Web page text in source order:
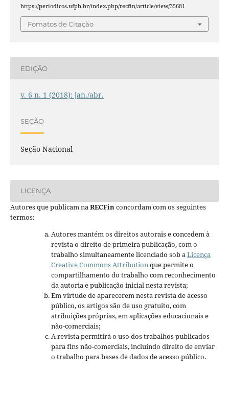
https://periodicos.ufpb.br/index.php/recfin/article/view/35681
Fomatos de Citação
EDIÇÃO
v. 6 n. 1 (2018): jan./abr.
SEÇÃO
Seção Nacional
LICENÇA
Autores que publicam na RECFin concordam com os seguintes
termos:
Autores mantém os direitos autorais e concedem à
revista o direito de primeira publicação, com o
trabalho simultaneamente licenciado sob a Licença
Creative Commons Attribution que permite o
compartilhamento do trabalho com reconhecimento
da autoria e publicação inicial nesta revista;
Em virtude de aparecerem nesta revista de acesso
público, os artigos são de uso gratuito, com
atribuições próprias, em aplicações educacionais e
não-comerciais;
A revista permitirá o uso dos trabalhos publicados
para fins não-comerciais, incluindo direito de enviar
o trabalho para bases de dados de acesso público.